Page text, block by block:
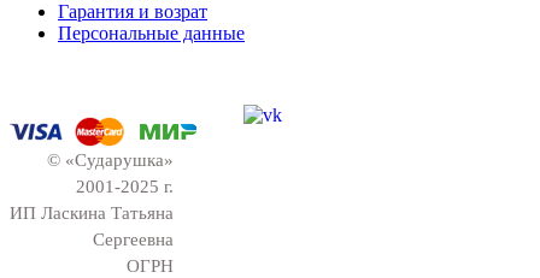
Гарантия и возрат
Персональные данные
© «Сударушка»
2001-2025 г.
ИП Ласкина Татьяна
Сергеевна
ОГРН